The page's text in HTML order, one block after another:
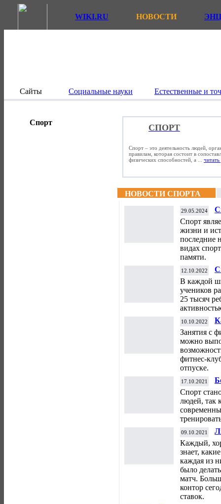
WIKI.RU НОВОСТИ
Сайты Социальные науки Естественные и
Спорт
СПОРТ
Спорт – это деятельность людей,
правилам, которая состоит в
физических способностей, а ... читать
НОВОСТИ СПОРТА
29.05.2024
Спорт
жизни и
последние
видах
памяти.
12.10.2022
В каждой
учеников
25 тысяч
10.10.2022
Занятия с
можно
фитнес-
отпуске.
17.10.2021
Спорт
людей, так
09.10.2021
Каждый,
знает,
каждая из
было
матч.
контор
ставок.